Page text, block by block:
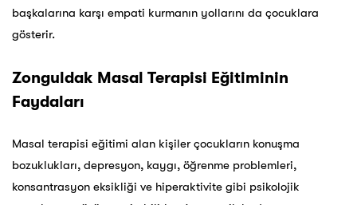
başkalarına karşı empati kurmanın yollarını da çocuklara
gösterir.
Zonguldak Masal Terapisi Eğitiminin
Faydaları
Masal terapisi eğitimi alan kişiler çocukların konuşma
bozuklukları, depresyon, kaygı, öğrenme problemleri,
konsantrasyon eksikliği ve hiperaktivite gibi psikolojik